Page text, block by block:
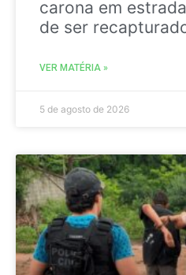
carona em
de ser
VER MATÉRIA »
5 de agosto de 2026